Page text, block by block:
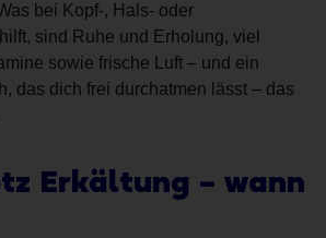
bei Kopf-, Hals- oder
sind Ruhe und Erholung, viel
sowie frische Luft – und ein
das dich frei durchatmen lässt – das
Erkältung – wann